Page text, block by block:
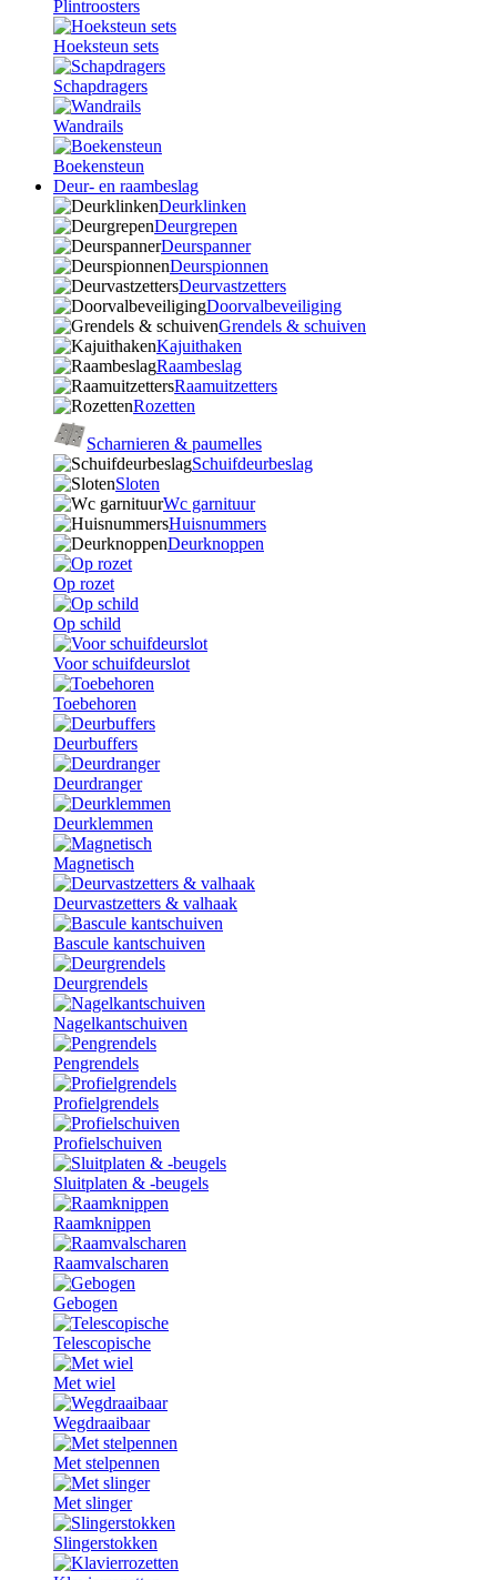
Plintroosters
Hoeksteun sets
Schapdragers
Wandrails
Boekensteun
Deur- en raambeslag
Deurklinken
Deurgrepen
Deurspanner
Deurspionnen
Deurvastzetters
Doorvalbeveiliging
Grendels & schuiven
Kajuithaken
Raambeslag
Raamuitzetters
Rozetten
Scharnieren & paumelles
Schuifdeurbeslag
Sloten
Wc garnituur
Huisnummers
Deurknoppen
Op rozet
Op schild
Voor schuifdeurslot
Toebehoren
Deurbuffers
Deurdranger
Deurklemmen
Magnetisch
Deurvastzetters & valhaak
Bascule kantschuiven
Deurgrendels
Nagelkantschuiven
Pengrendels
Profielgrendels
Profielschuiven
Sluitplaten & -beugels
Raamknippen
Raamvalscharen
Gebogen
Telescopische
Met wiel
Wegdraaibaar
Met stelpennen
Met slinger
Slingerstokken